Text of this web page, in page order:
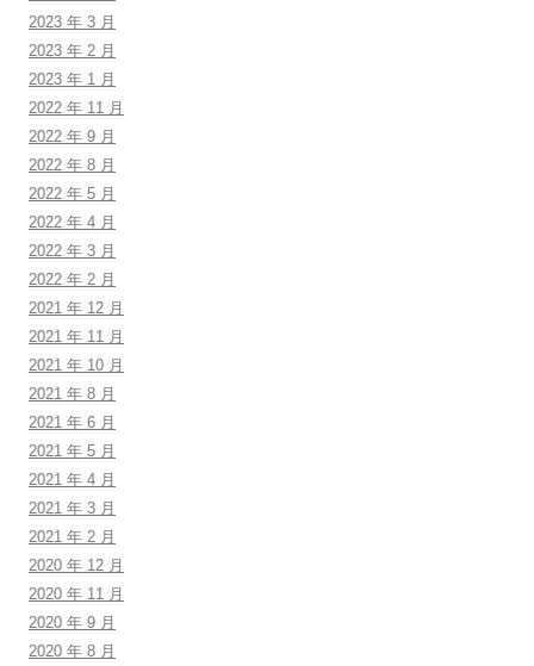
2023 年 3 月
2023 年 2 月
2023 年 1 月
2022 年 11 月
2022 年 9 月
2022 年 8 月
2022 年 5 月
2022 年 4 月
2022 年 3 月
2022 年 2 月
2021 年 12 月
2021 年 11 月
2021 年 10 月
2021 年 8 月
2021 年 6 月
2021 年 5 月
2021 年 4 月
2021 年 3 月
2021 年 2 月
2020 年 12 月
2020 年 11 月
2020 年 9 月
2020 年 8 月